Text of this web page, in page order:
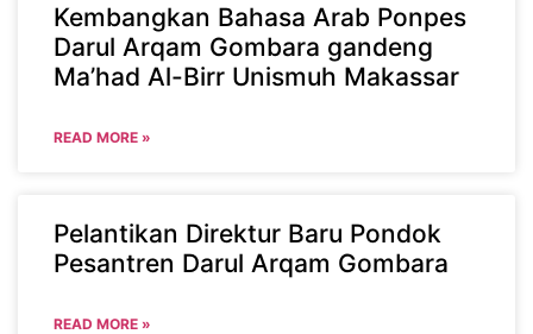
Kembangkan Bahasa Arab Ponpes
Darul Arqam Gombara gandeng
Ma’had Al-Birr Unismuh Makassar
READ MORE »
Pelantikan Direktur Baru Pondok
Pesantren Darul Arqam Gombara
READ MORE »